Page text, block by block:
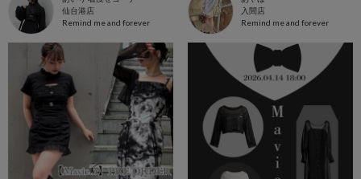
仙台港店
Remind me and forever
入間店
Remind me and forever